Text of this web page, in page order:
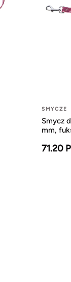
SMYCZE
Smycz
mm,
71.20